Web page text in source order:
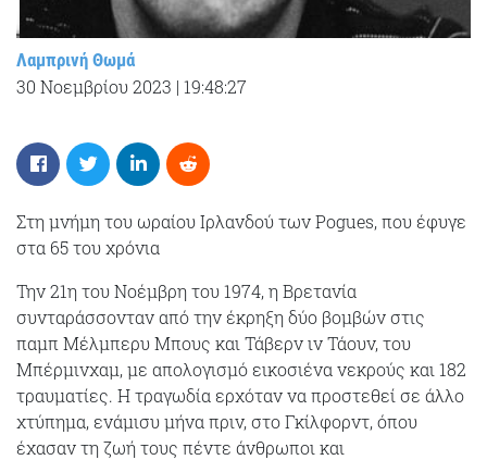
Λαμπρινή Θωμά
30 Νοεμβρίου 2023 | 19:48:27
Στη μνήμη του ωραίου Ιρλανδού των Pogues, που έφυγε
στα 65 του χρόνια
Την 21η του Νοέμβρη του 1974, η Βρετανία
συνταράσσονταν από την έκρηξη δύο βομβών στις
παμπ Μέλμπερυ Μπους και Τάβερν ιν Τάουν, του
Μπέρμινχαμ, με απολογισμό εικοσιένα νεκρούς και 182
τραυματίες. Η τραγωδία ερχόταν να προστεθεί σε άλλο
χτύπημα, ενάμισυ μήνα πριν, στο Γκίλφορντ, όπου
έχασαν τη ζωή τους πέντε άνθρωποι και